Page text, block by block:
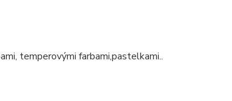
temperovými farbami,pastelkami..